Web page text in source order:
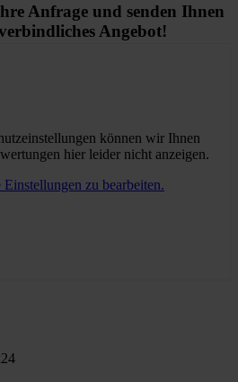
Anfrage und senden Ihnen
Angebot!
können wir Ihnen
hier leider nicht anzeigen.
zu bearbeiten.